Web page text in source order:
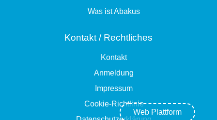
Was ist Abakus
Kontakt / Rechtliches
Kontakt
Anmeldung
Impressum
Cookie-Richtlinie
Web Plattform